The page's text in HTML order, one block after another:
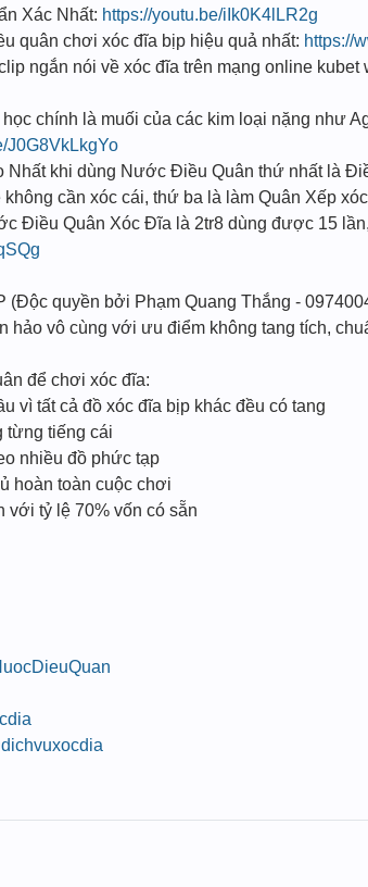
Xác Nhất: https://youtu.be/iIk0K4lLR2g
quân chơi xóc đĩa bịp hiệu quả nhất: https://
ngắn nói về xóc đĩa trên mạng online kubet
chính là muối của các kim loại nặng như
J0G8VkLkgYo
khi dùng Nước Điều Quân thứ nhất là
cần xóc cái, thứ ba là làm Quân Xếp
Điều Quân Xóc Đĩa là 2tr8 dùng được 15
quyền bởi Phạm Quang Thắng -
vô cùng với ưu điểm không tang tích,
để chơi xóc đĩa:
vì tất cả đồ xóc đĩa bịp khác đều có tang
từng tiếng cái
nhiều đồ phức tạp
hoàn toàn cuộc chơi
với tỷ lệ 70% vốn có sẵn